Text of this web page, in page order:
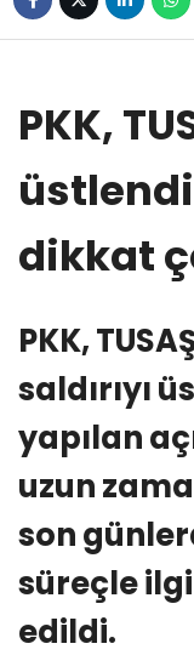
PKK,
dikkat
PKK,
saldırıyı
yapılan
uzun
son
süreçle
edildi.